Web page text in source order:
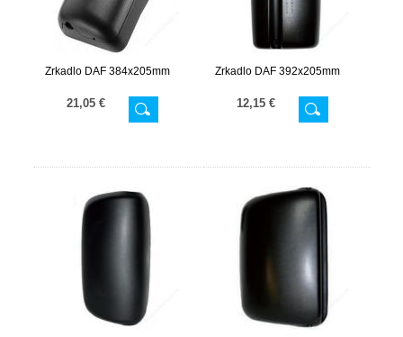
Zrkadlo DAF 384x205mm
21,05 €
Zrkadlo DAF 392x205mm
12,15 €